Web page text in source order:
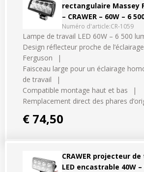
rectangulaire Massey
– CRAWER – 60W – 6
Numéro d'article:CR-1059
Lampe de travail LED 60W – 6 500
Design réflecteur proche de
Ferguson
Faisceau large pour un éclairage
de travail
Compatible montage haut et bas
Remplacement direct des phares
€ 74,50
CRAWER projecteur
LED encastrable 40W